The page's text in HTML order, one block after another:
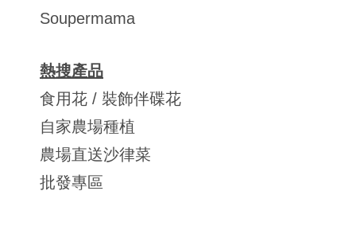
Soupermama
熱搜產品
食用花 / 裝飾伴碟花
自家農場種植
農場直送沙律菜
批發專區